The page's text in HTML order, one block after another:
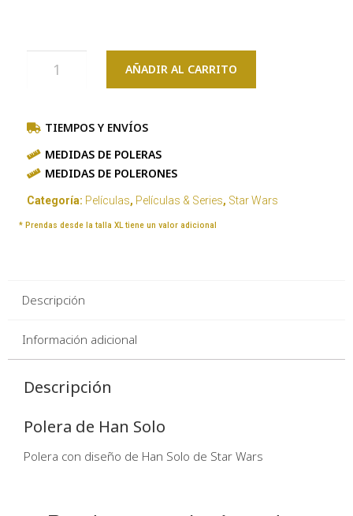
AÑADIR AL CARRITO
TIEMPOS Y ENVÍOS
MEDIDAS DE POLERAS
MEDIDAS DE POLERONES
Categoría: Películas, Películas & Series, Star Wars
* Prendas desde la talla XL tiene un valor adicional
Descripción
Información adicional
Descripción
Polera de Han Solo
Polera con diseño de Han Solo de Star Wars